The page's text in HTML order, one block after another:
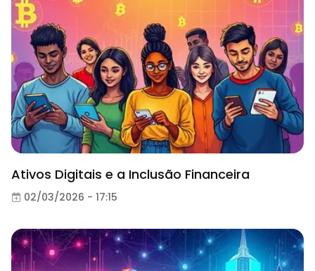
Ativos Digitais e a Inclusão Financeira
02/03/2026 - 17:15